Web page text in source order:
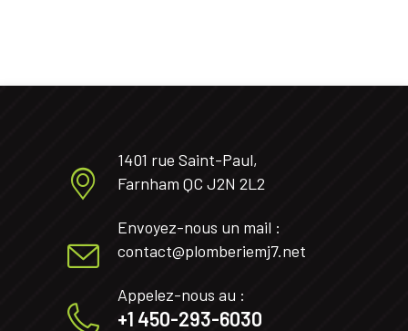
1401 rue Saint-Paul,
Farnham QC J2N 2L2
Envoyez-nous un mail :
contact@plomberiemj7.net
Appelez-nous au :
+1 450-293-6030